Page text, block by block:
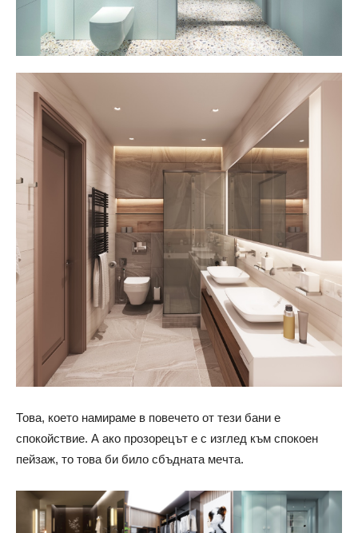
Това, което намираме в повечето от тези бани е
спокойствие. А ако прозорецът е с изглед към спокоен
пейзаж, то това би било сбъдната мечта.